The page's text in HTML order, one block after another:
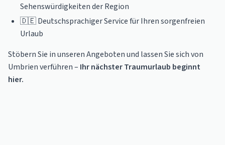
Sehenswürdigkeiten der Region
🇩🇪 Deutschsprachiger Service für Ihren sorgenfreien
Urlaub
Stöbern Sie in unseren Angeboten und lassen Sie sich von
Umbrien verführen – Ihr nächster Traumurlaub beginnt
hier.